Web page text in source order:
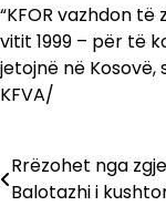
“KFOR vazhdon
vitit 1999 – për të
jetojnë në
KFVA/
Lëvizje
Rrëzohet nga
Balotazhi i